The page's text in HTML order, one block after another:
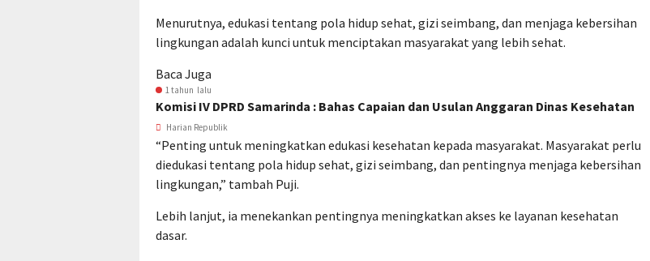
Menurutnya, edukasi tentang pola hidup sehat, gizi seimbang, dan menjaga kebersihan
lingkungan adalah kunci untuk menciptakan masyarakat yang lebih sehat.
Baca Juga
1 tahun lalu
Komisi IV DPRD Samarinda : Bahas Capaian dan Usulan Anggaran Dinas Kesehatan
Harian Republik
“Penting untuk meningkatkan edukasi kesehatan kepada masyarakat. Masyarakat perlu
diedukasi tentang pola hidup sehat, gizi seimbang, dan pentingnya menjaga kebersihan
lingkungan,” tambah Puji.
Lebih lanjut, ia menekankan pentingnya meningkatkan akses ke layanan kesehatan
dasar.